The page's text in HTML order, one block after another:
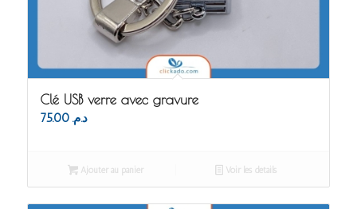
Clé USB verre avec gravure
د.م. 75.00
Ajouter au panier Voir les détails